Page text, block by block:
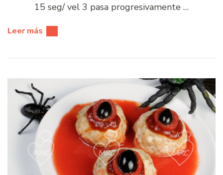
15 seg/ vel 3 pasa progresivamente …
Leer más